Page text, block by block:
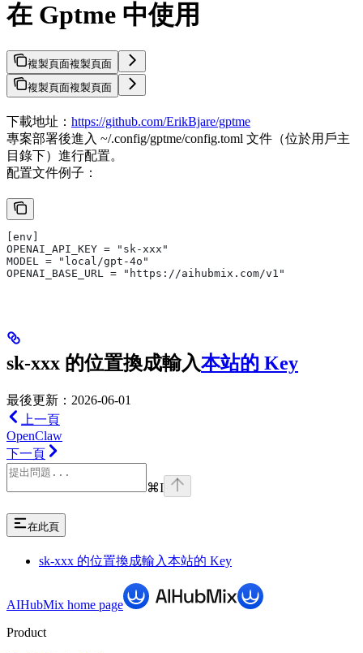
在 Gptme 中使用
複製頁面複製頁面
複製頁面複製頁面
下載地址： https://github.com/ErikBjare/gptme
專案部署後進入 ~/.config/gptme/config.toml 文件（位於用戶主
目錄下）進行配置。
配置文件例子：
[env]
OPENAI_API_KEY = "sk-xxx"
MODEL = "local/gpt-4o"
OPENAI_BASE_URL = "https://aihubmix.com/v1"
sk-xxx 的位置換成輸入本站的 Key
最後更新：2026-06-01
上一頁
OpenClaw
下一頁
⌘I
在此頁
sk-xxx 的位置換成輸入本站的 Key
AIHubMix home page
Product